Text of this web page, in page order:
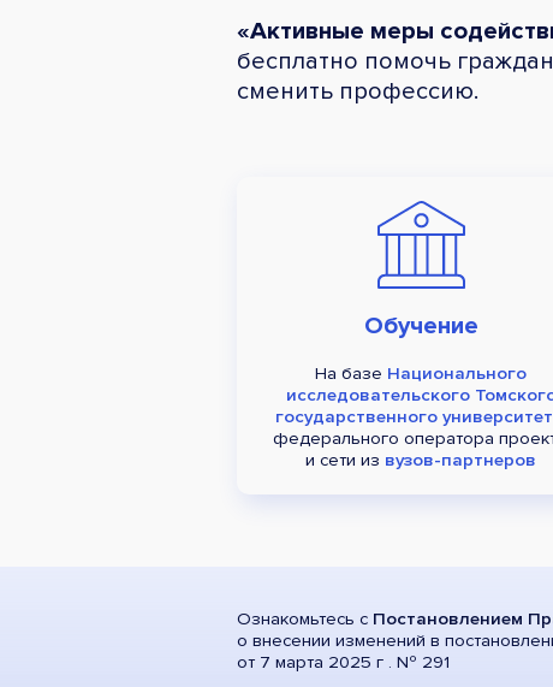
«Активные меры
бесплатно помочь
сменить профессию.
Обучение
На базе Национального
исследовательского
государственного
федерального оператора
и сети из вузов-партнеров
Ознакомьтесь с Постановлением
о внесении изменений в
от 7 марта 2025 г . Nº 291